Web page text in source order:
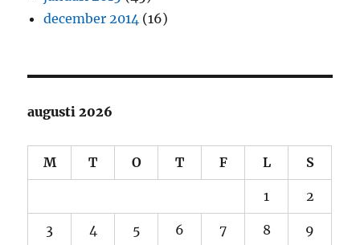
december 2014 (16)
augusti 2026
M T O T F L S
1 2
3 4 5 6 7 8 9